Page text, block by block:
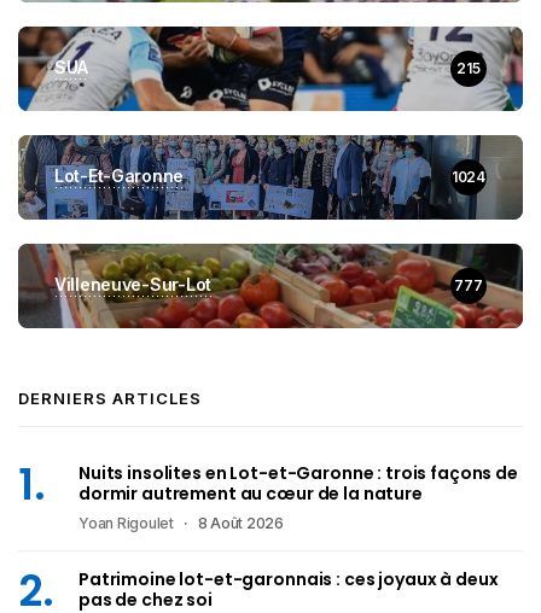
SUA 215
Lot-Et-Garonne 1024
Villeneuve-Sur-Lot 777
DERNIERS ARTICLES
Nuits insolites en Lot-et-Garonne : trois façons de
dormir autrement au cœur de la nature
Yoan Rigoulet 8 Août 2026
Patrimoine lot-et-garonnais : ces joyaux à deux
pas de chez soi